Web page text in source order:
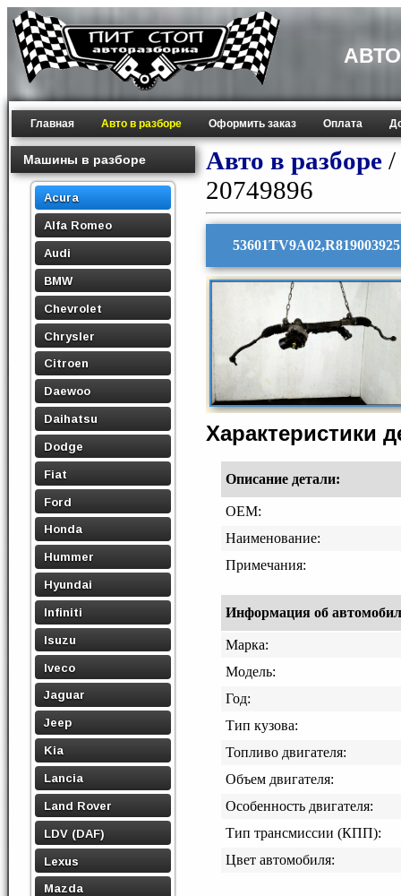
Главная Авто в разборе Оформить заказ Оплата
Машины в разборе
Acura
Alfa Romeo
Audi
BMW
Chevrolet
Chrysler
Citroen
Daewoo
Daihatsu
Dodge
Fiat
Ford
Honda
Hummer
Hyundai
Infiniti
Isuzu
Iveco
Jaguar
Jeep
Kia
Lancia
Land Rover
LDV (DAF)
Lexus
Mazda
Авто в разборе /
20749896
Характеристики
Описание детали:
OEM:
Наименование:
Примечания:
Информация об
Марка:
Модель:
Год:
Тип кузова:
Топливо двигателя:
Объем двигателя:
Особенность двигателя:
Тип трансмиссии (КПП):
Цвет автомобиля: